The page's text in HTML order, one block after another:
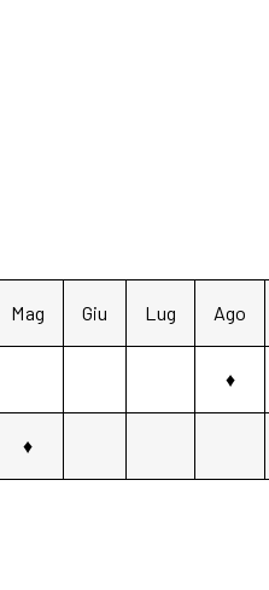
Mag Giu Lug Ago
♦
♦